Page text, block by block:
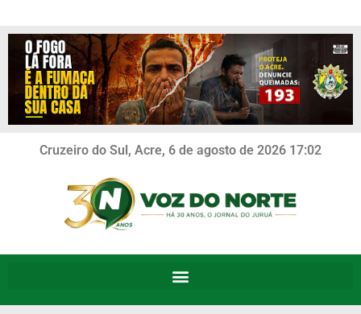
Cruzeiro do Sul, Acre, 6 de agosto de 2026 17:02